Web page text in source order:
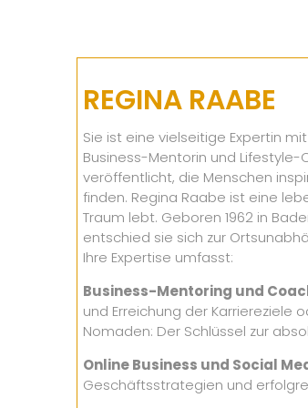
REGINA RAABE
Sie ist eine vielseitige Expertin
Business-Mentorin und
veröffentlicht, die Menschen
finden. Regina Raabe ist eine
Traum lebt. Geboren 1962 in
entschied sie sich zur
Ihre Expertise umfasst:
Business-Mentoring und
und Erreichung der Karriereziele
Nomaden: Der Schlüssel zur
Online Business und Social
Geschäftsstrategien und